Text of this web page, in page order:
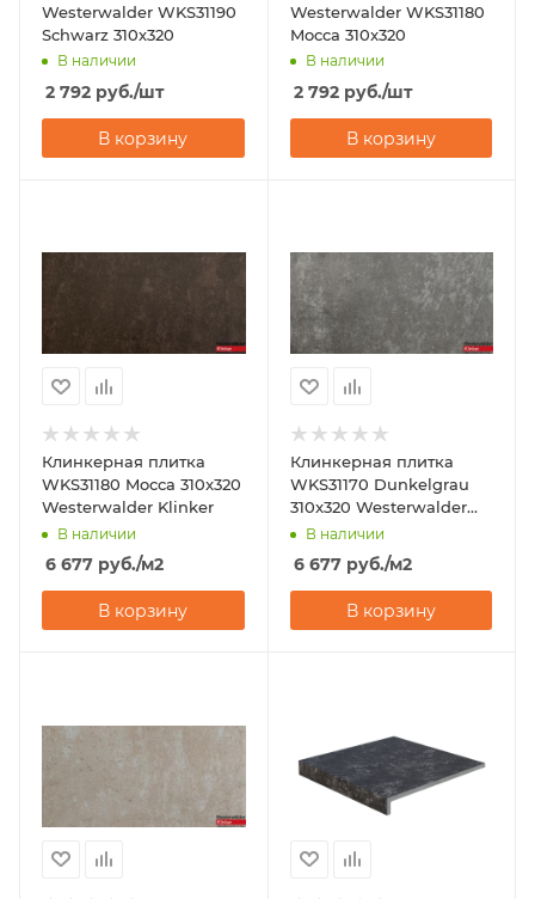
Westerwalder WKS31190
Schwarz 310х320
В наличии
2 792 руб./шт
В корзину
Westerwalder WKS31180
Mocca 310x320
В наличии
2 792руб./шт
В корзину
Клинкерная плитка
WKS31180 Mocca 310x320
Westerwalder Klinker
В наличии
6 677 руб./м2
В корзину
Клинкерная плитка
WKS31170 Dunkelgrau
310x320 Westerwalder
Klinker
В наличии
6 677руб./м2
В корзину